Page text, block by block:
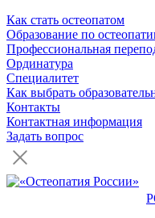
Как стать остеопатом
Образование по
Профессиональная
Ординатура
Специалитет
Как выбрать
Контакты
Контактная информация
Задать вопрос